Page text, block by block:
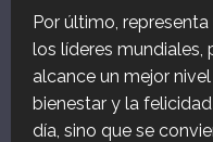
Por último,
los líderes mundiales,
alcance un mejor
bienestar y la
día, sino que se